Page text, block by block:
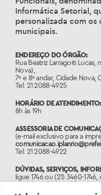
Informática Setorial,
personalizada com os
municipais.
ENDEREÇO DO ÓRGÃO:
Rua Beatriz Larragoiti Lucas,
Nova),
7º e 8º andar, Cidade Nova,
Tel: 21 2088-4925
HORÁRIO DE ATENDIMENTO:
8h às 19h
ASSESSORIA DE
(e-mail exclusivo para a
Tel: 21 2088-4922
DÚVIDAS, SERVIÇOS,
ligue 1746 ou (21) 3460-
o código de área diferente